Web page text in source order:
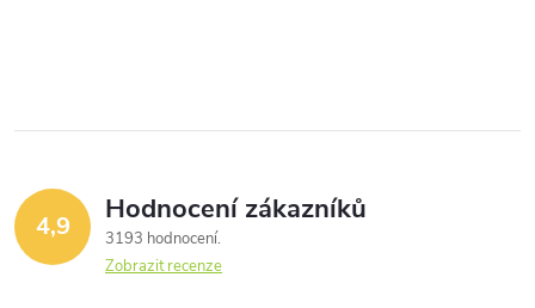
4,9 Hodnocení zákazníků
3193 hodnocení
Zobrazit recenze